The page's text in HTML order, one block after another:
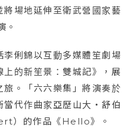
場地延伸至衛武營國家藝
。
俐錦以互動多媒體笙劇場
的新笙景：雙城記》，展
。「六六樂集」將演奏於
代作曲家亞歷山大・舒伯
）的作品《Hello》。